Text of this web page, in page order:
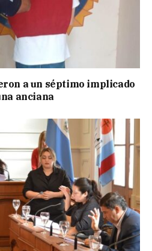
a un séptimo implicado
anciana